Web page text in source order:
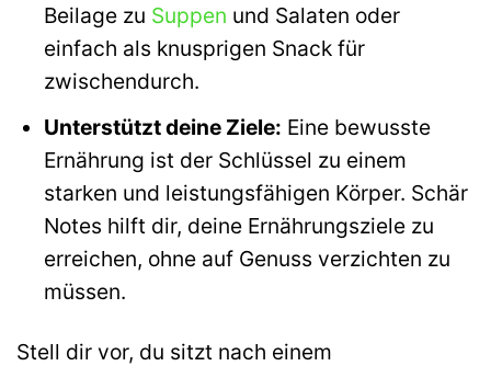
Beilage zu Suppen und Salaten oder
einfach als knusprigen Snack für
zwischendurch.
Unterstützt deine Ziele: Eine bewusste
Ernährung ist der Schlüssel zu einem
starken und leistungsfähigen Körper. Schär
Notes hilft dir, deine Ernährungsziele zu
erreichen, ohne auf Genuss verzichten zu
müssen.
Stell dir vor, du sitzt nach einem